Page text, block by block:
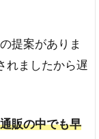
提案がありま
れましたから遅
販の中でも早